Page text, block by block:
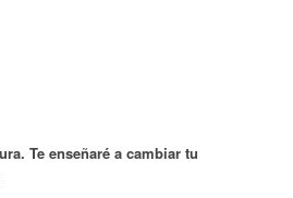
Te enseñaré a cambiar tu